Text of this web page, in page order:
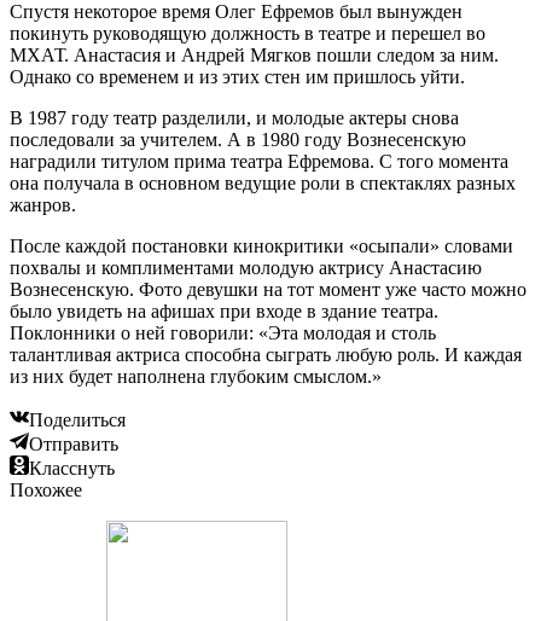
Спустя некоторое время Олег Ефремов был вынужден
покинуть руководящую должность в театре и перешел во
МХАТ. Анастасия и Андрей Мягков пошли следом за ним.
Однако со временем и из этих стен им пришлось уйти.
В 1987 году театр разделили, и молодые актеры снова
последовали за учителем. А в 1980 году Вознесенскую
наградили титулом прима театра Ефремова. С того момента
она получала в основном ведущие роли в спектаклях разных
жанров.
После каждой постановки кинокритики «осыпали» словами
похвалы и комплиментами молодую актрису Анастасию
Вознесенскую. Фото девушки на тот момент уже часто можно
было увидеть на афишах при входе в здание театра.
Поклонники о ней говорили: «Эта молодая и столь
талантливая актриса способна сыграть любую роль. И каждая
из них будет наполнена глубоким смыслом.»
Поделиться
Отправить
Класснуть
Похожее